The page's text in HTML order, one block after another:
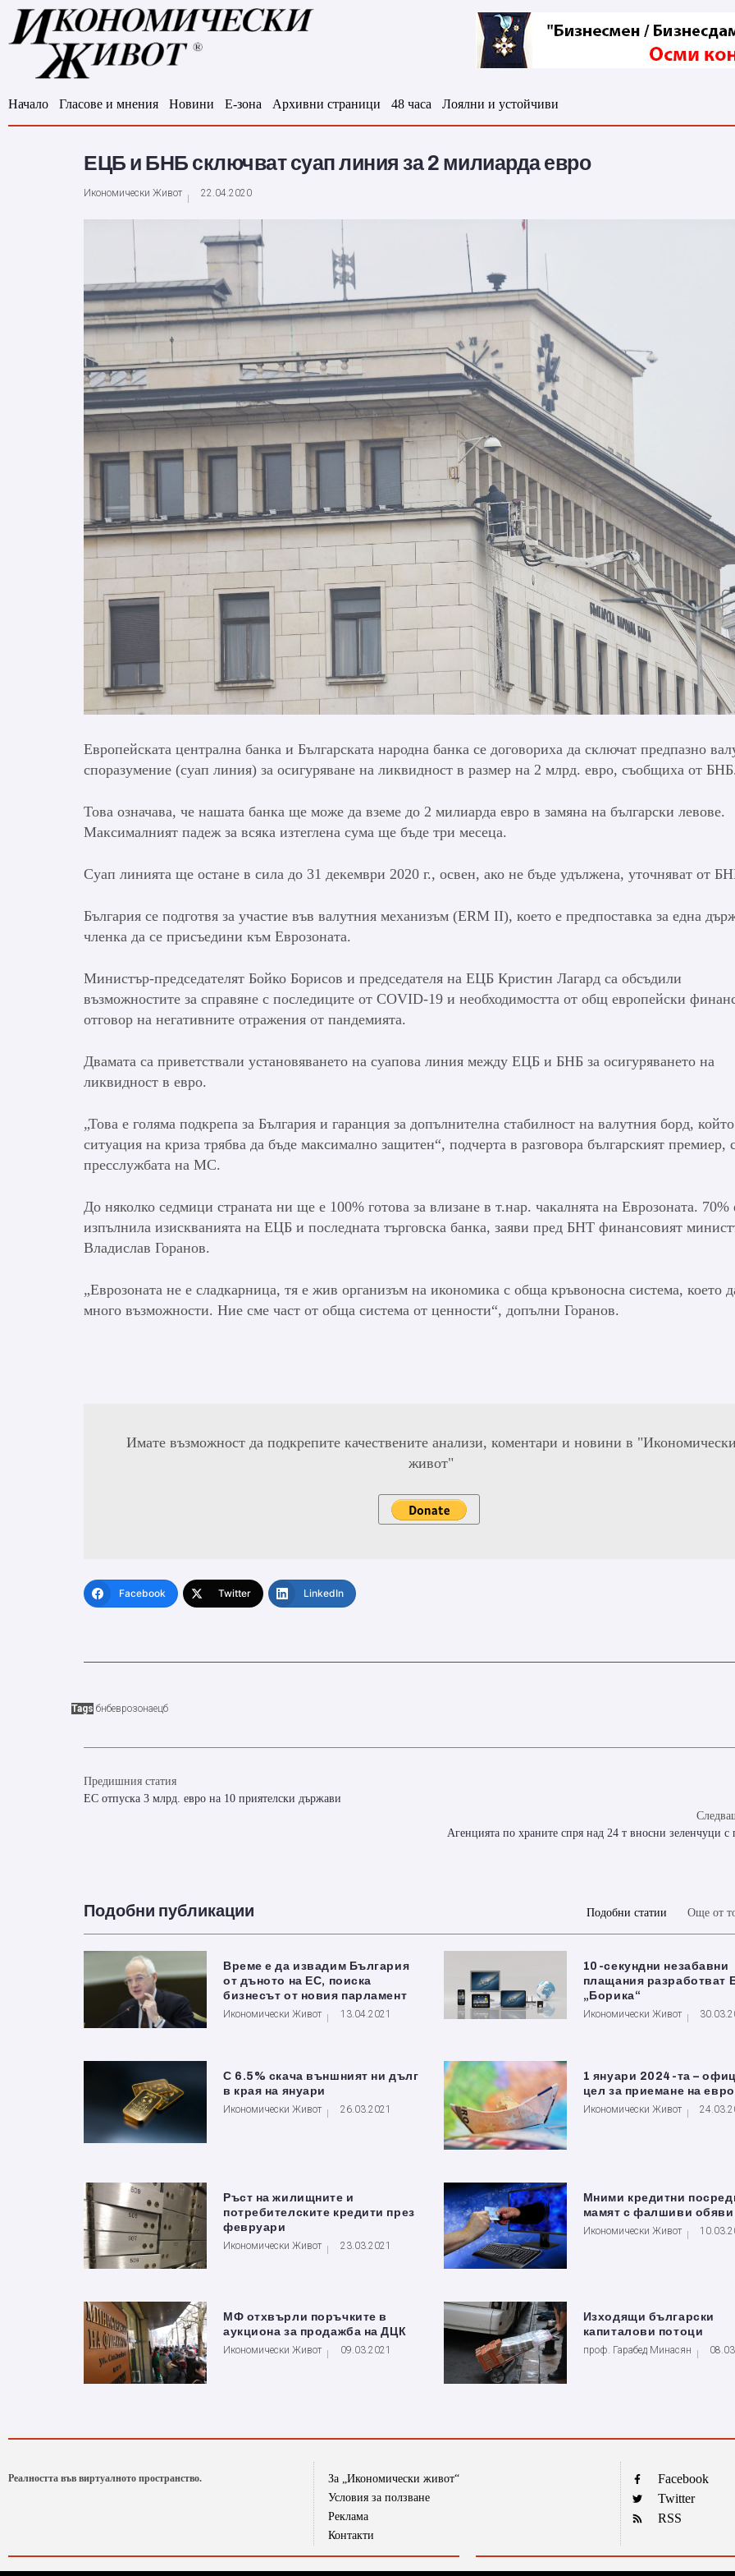
Начало Гласове и мнения Новини Е-зона Архивни страници 48 часа Лоялни и устойчиви
ЕЦБ и БНБ сключват суап линия за 2 милиарда евро
Икономически Живот 22.04.2020
Европейската централна банка и Българската народна банка се договориха да сключат предпазно
споразумение (суап линия) за осигуряване на ликвидност в размер на 2 млрд. евро, съобщиха от
Това означава, че нашата банка ще може да вземе до 2 милиарда евро в замяна на български левове.
Максималният падеж за всяка изтеглена сума ще бъде три месеца.
Суап линията ще остане в сила до 31 декември 2020 г., освен, ако не бъде удължена, уточняват от
България се подготвя за участие във валутния механизъм (ERM II), което е предпоставка за една
членка да се присъедини към Еврозоната.
Министър-председателят Бойко Борисов и председателя на ЕЦБ Кристин Лагард са обсъдили
възможностите за справяне с последиците от COVID-19 и необходимостта от общ европейски
отговор на негативните отражения от пандемията.
Двамата са приветствали установяването на суапова линия между ЕЦБ и БНБ за осигуряването на
ликвидност в евро.
„Това е голяма подкрепа за България и гаранция за допълнителна стабилност на валутния борд,
ситуация на криза трябва да бъде максимално защитен“, подчерта в разговора българският премиер,
пресслужбата на МС.
До няколко седмици страната ни ще е 100% готова за влизане в т.нар. чакалнята на Еврозоната. 70%
изпълнила изискванията на ЕЦБ и последната търговска банка, заяви пред БНТ финансовият
Владислав Горанов.
„Еврозоната не е сладкарница, тя е жив организъм на икономика с обща кръвоносна система, което
много възможности. Ние сме част от обща система от ценности“, допълни Горанов.
Имате възможност да подкрепите качествените анализи, коментари и новини в "Икономически
живот"
Facebook Twitter LinkedIn
Tags бнбеврозонаецб
Предишния статия
ЕС отпуска 3 млрд. евро на 10 приятелски държави
Агенцията по храните спря над 24 т вносни зеленчуци с
Подобни публикации Подобни статии Още от
Време е да извадим България
от дъното на ЕС, поиска
бизнесът от новия парламент
Икономически Живот 13.04.2021
10-секундни незабавни
плащания разработват
„Борика“
Икономически Живот
С 6.5% скача външният ни дълг
в края на януари
Икономически Живот 26.03.2021
1 януари 2024-та –
цел за приемане на
Икономически Живот
Ръст на жилищните и
потребителските кредити през
февруари
Икономически Живот 23.03.2021
Мними кредитни
мамят с фалшиви обяви
Икономически Живот
МФ отхвърли поръчките в
аукциона за продажба на ДЦК
Икономически Живот 09.03.2021
Изходящи български
капиталови потоци
проф. Гарабед Минасян
Реалността във виртуалното пространство.
За „Икономически живот“
Условия за ползване
Реклама
Контакти
Facebook
Twitter
RSS